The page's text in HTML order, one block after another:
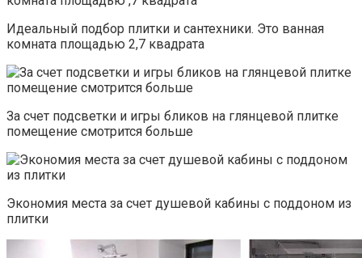
Идеальный подбор плитки и сантехники. Это ванная
комната площадью 2,7 квадрата
За счет подсветки и игры бликов на глянцевой плитке
помещение смотрится больше
Экономия места за счет душевой кабины с поддоном из
плитки